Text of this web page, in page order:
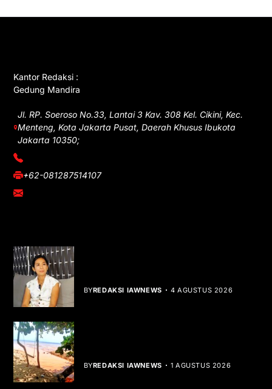
Kantor Redaksi :
Gedung Mandira
Jl. RP. Soeroso No.33, Lantai 3 Kav. 308 Kel. Cikini, Kec.
Menteng, Kota Jakarta Pusat, Daerah Khusus Ibukota
Jakarta 10350;
(021) 3908026
+62-081287514107
adm@iawnews.com
BYREDAKSI IAWNEWS 4 AGUSTUS 2026
BYREDAKSI IAWNEWS 1 AGUSTUS 2026